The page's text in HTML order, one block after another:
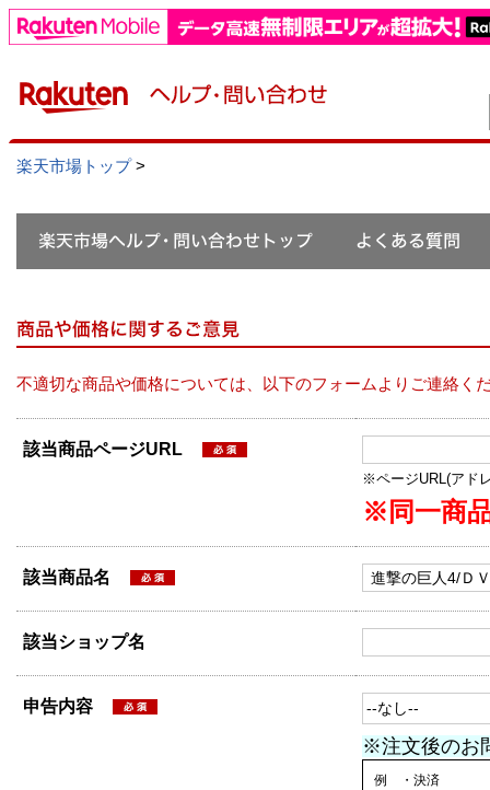
楽天市場トップ>
不適切な商品や価格については、以下のフォームよりご連絡く
該当商品ページURL
※ページURL(アド
※同一商
該当商品名
該当ショップ名
申告内容
※注文後のお
例 ・決済